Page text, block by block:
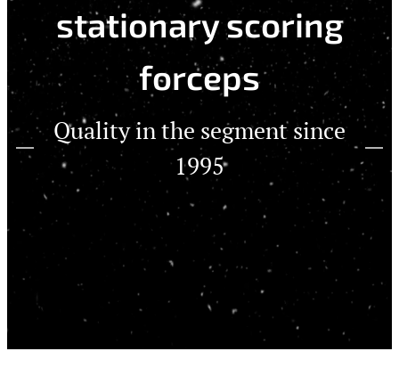
stationary scoring
forceps
Quality in the segment since
1995